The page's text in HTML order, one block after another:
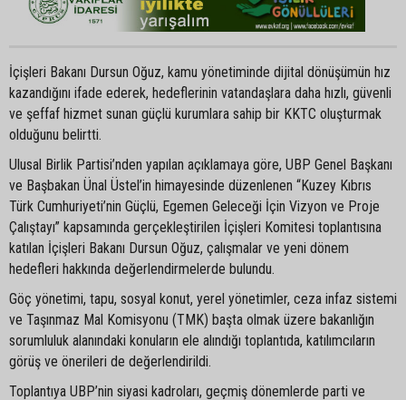
İçişleri Bakanı Dursun Oğuz, kamu yönetiminde dijital dönüşümün hız
kazandığını ifade ederek, hedeflerinin vatandaşlara daha hızlı, güvenli
ve şeffaf hizmet sunan güçlü kurumlara sahip bir KKTC oluşturmak
olduğunu belirtti.
Ulusal Birlik Partisi’nden yapılan açıklamaya göre, UBP Genel Başkanı
ve Başbakan Ünal Üstel’in himayesinde düzenlenen “Kuzey Kıbrıs
Türk Cumhuriyeti’nin Güçlü, Egemen Geleceği İçin Vizyon ve Proje
Çalıştayı” kapsamında gerçekleştirilen İçişleri Komitesi toplantısına
katılan İçişleri Bakanı Dursun Oğuz, çalışmalar ve yeni dönem
hedefleri hakkında değerlendirmelerde bulundu.
Göç yönetimi, tapu, sosyal konut, yerel yönetimler, ceza infaz sistemi
ve Taşınmaz Mal Komisyonu (TMK) başta olmak üzere bakanlığın
sorumluluk alanındaki konuların ele alındığı toplantıda, katılımcıların
görüş ve önerileri de değerlendirildi.
Toplantıya UBP’nin siyasi kadroları, geçmiş dönemlerde parti ve